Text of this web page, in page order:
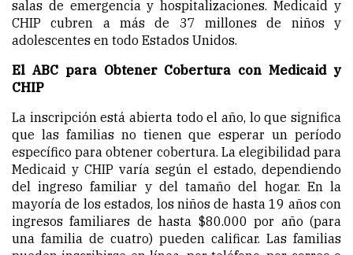
salas de emergencia y hospitalizaciones. Medicaid y
CHIP cubren a más de 37 millones de niños y
adolescentes en todo Estados Unidos.
El ABC para Obtener Cobertura con Medicaid y
CHIP
La inscripción está abierta todo el año, lo que significa
que las familias no tienen que esperar un período
específico para obtener cobertura. La elegibilidad para
Medicaid y CHIP varía según el estado, dependiendo
del ingreso familiar y del tamaño del hogar. En la
mayoría de los estados, los niños de hasta 19 años con
ingresos familiares de hasta $80.000 por año (para
una familia de cuatro) pueden calificar. Las familias